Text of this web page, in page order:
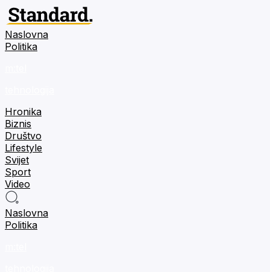
Naslovna
Politika
Hronika
Biznis
Društvo
Lifestyle
Svijet
Sport
Video
Naslovna
Politika